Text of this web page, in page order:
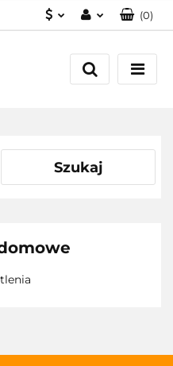
Zaloguj się
Załóż konto
(0)
Szukaj